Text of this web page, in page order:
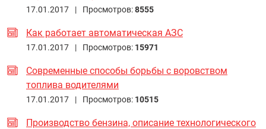
17.01.2017 | Просмотров:8555
Как работает автоматическая АЗС
17.01.2017 | Просмотров: 15971
Современные способы борьбы с воровством
топлива водителями
17.01.2017 | Просмотров: 10515
Производство бензина, описание технологического